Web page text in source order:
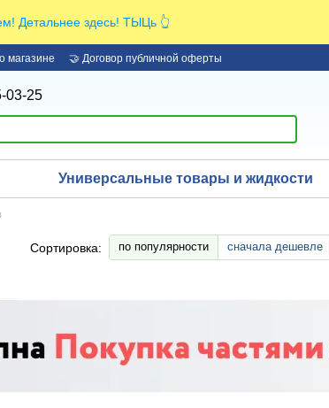
Детальнее здесь! ТЫЦь 👆
магазине
🤝 Договор публичной оферты
03-25
Универсальные товары и жидкости
Сортировка: по популярности сначала дешевле